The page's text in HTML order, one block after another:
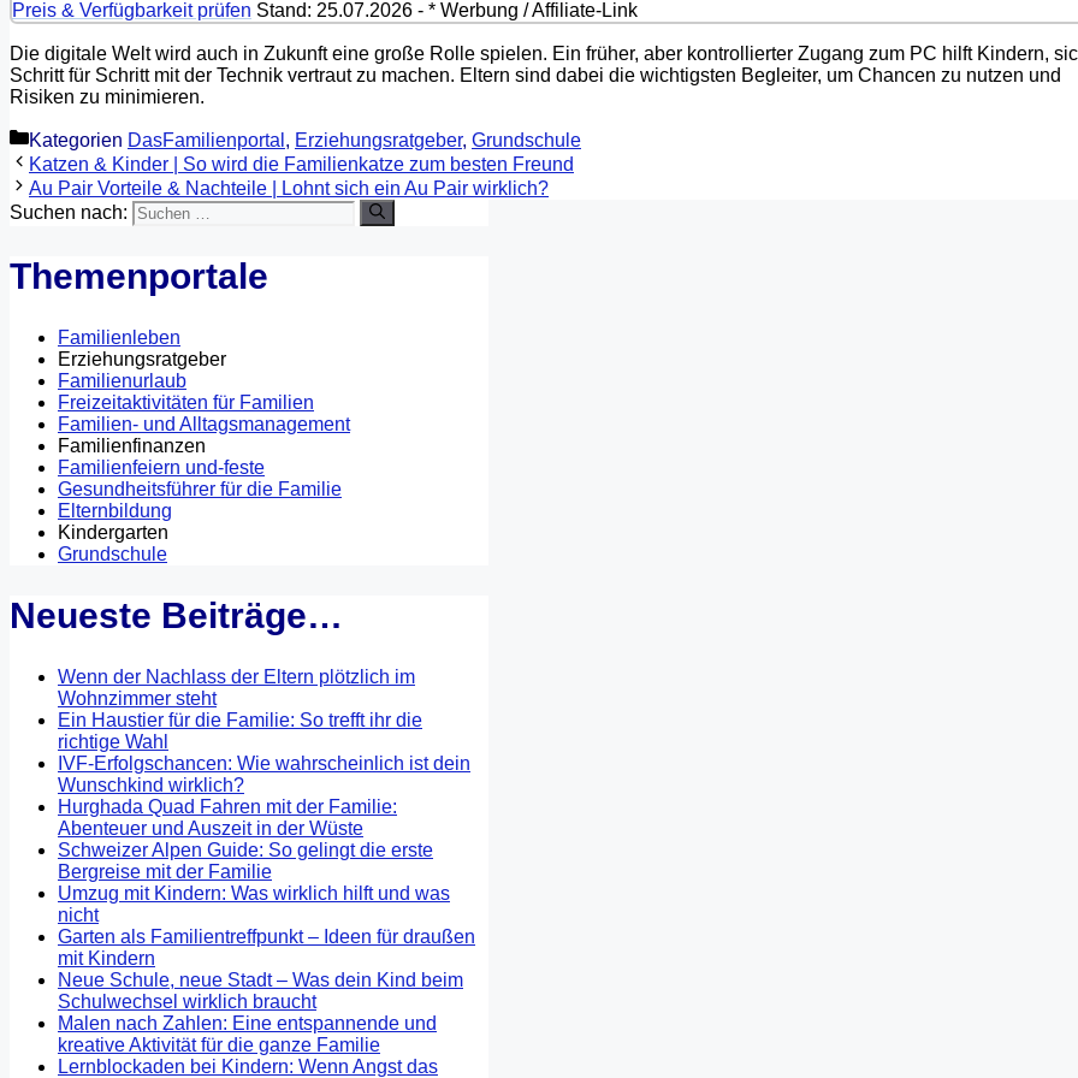
Preis & Verfügbarkeit prüfen Stand: 25.07.2026 - * Werbung / Affiliate-Link
Die digitale Welt wird auch in Zukunft eine große Rolle spielen. Ein früher, aber kontrollierter Zugang zum PC hilft Kindern,
Schritt für Schritt mit der Technik vertraut zu machen. Eltern sind dabei die wichtigsten Begleiter, um Chancen zu nutzen und
Risiken zu minimieren.
Kategorien DasFamilienportal , Erziehungsratgeber, Grundschule
Katzen & Kinder | So wird die Familienkatze zum besten Freund
Au Pair Vorteile & Nachteile | Lohnt sich ein Au Pair wirklich?
Suchen nach:
Themenportale
Familienleben
Erziehungsratgeber
Familienurlaub
Freizeitaktivitäten für Familien
Familien- und Alltagsmanagement
Familienfinanzen
Familienfeiern und-feste
Gesundheitsführer für die Familie
Elternbildung
Kindergarten
Grundschule
Neueste Beiträge…
Wenn der Nachlass der Eltern plötzlich im
Wohnzimmer steht
Ein Haustier für die Familie: So trefft ihr die
richtige Wahl
IVF-Erfolgschancen: Wie wahrscheinlich ist dein
Wunschkind wirklich?
Hurghada Quad Fahren mit der Familie:
Abenteuer und Auszeit in der Wüste
Schweizer Alpen Guide: So gelingt die erste
Bergreise mit der Familie
Umzug mit Kindern: Was wirklich hilft und was
nicht
Garten als Familientreffpunkt – Ideen für draußen
mit Kindern
Neue Schule, neue Stadt – Was dein Kind beim
Schulwechsel wirklich braucht
Malen nach Zahlen: Eine entspannende und
kreative Aktivität für die ganze Familie
Lernblockaden bei Kindern: Wenn Angst das